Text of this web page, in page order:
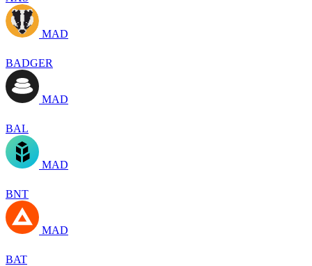
MAD
BADGER
MAD
BAL
MAD
BNT
MAD
BAT